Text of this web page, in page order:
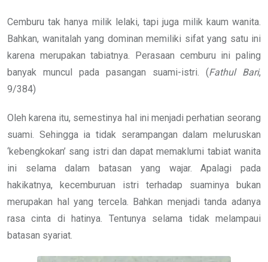
Cemburu tak hanya milik lelaki, tapi juga milik kaum wanita.
Bahkan, wanitalah yang dominan memiliki sifat yang satu ini
karena merupakan tabiatnya. Perasaan cemburu ini paling
banyak muncul pada pasangan suami-istri. (Fathul Bari,
9/384)
Oleh karena itu, semestinya hal ini menjadi perhatian seorang
suami. Sehingga ia tidak serampangan dalam meluruskan
‘kebengkokan’ sang istri dan dapat memaklumi tabiat wanita
ini selama dalam batasan yang wajar. Apalagi pada
hakikatnya, kecemburuan istri terhadap suaminya bukan
merupakan hal yang tercela. Bahkan menjadi tanda adanya
rasa cinta di hatinya. Tentunya selama tidak melampaui
batasan syariat.